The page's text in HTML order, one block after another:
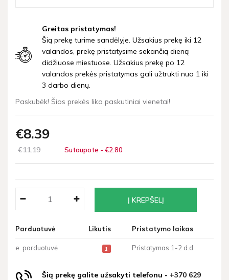
Greitas pristatymas!
Šią prekę turime sandėlyje. Užsakius prekę iki 12
valandos, prekę pristatysime sekančią dieną
didžiuose miestuose. Užsakius prekę po 12
valandos prekės pristatymas gali užtrukti nuo 1 iki
3 darbo dienų.
Paskubėk! Šios prekės liko paskutiniai vienetai!
€839
€1119 Sutaupote - €2 80
Parduotuvė Likutis Pristatymo laikas
e. parduotuvė 1 Pristatymas 1-2 d.d
Šią prekę galite užsakyti telefonu - +370 629